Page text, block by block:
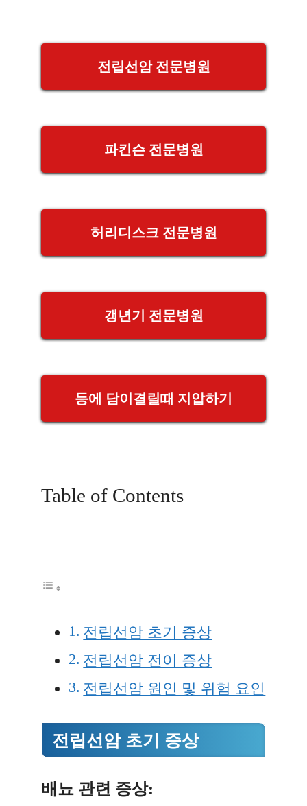
전립선암 전문병원
파킨슨 전문병원
허리디스크 전문병원
갱년기 전문병원
등에 담이결릴때 지압하기
Table of Contents
전립선암 초기 증상
전립선암 전이 증상
전립선암 원인 및 위험 요인
전립선암 초기 증상
배뇨 관련 증상: